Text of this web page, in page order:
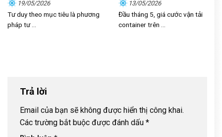
mới
19/05/2026
Tư duy theo mục tiêu là phương
pháp tư ...
13/05/2026
Đầu tháng 5, giá cước vận tải
container trên ...
Trả lời
Email của bạn sẽ không được hiển thị công khai.
Các trường bắt buộc được đánh dấu *